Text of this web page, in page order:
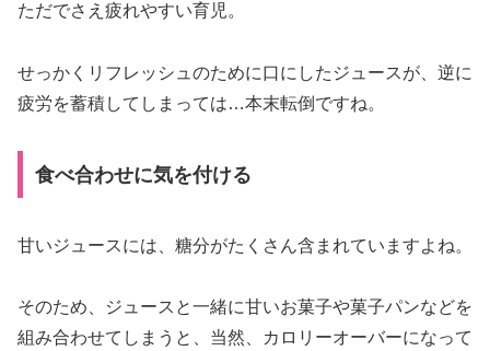
ただでさえ疲れやすい育児。
せっかくリフレッシュのために口にしたジュースが、逆に
疲労を蓄積してしまっては…本末転倒ですね。
食べ合わせに気を付ける
甘いジュースには、糖分がたくさん含まれていますよね。
そのため、ジュースと一緒に甘いお菓子や菓子パンなどを
組み合わせてしまうと、当然、カロリーオーバーになって